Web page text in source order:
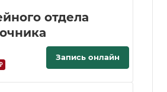
отдела
Запись онлайн